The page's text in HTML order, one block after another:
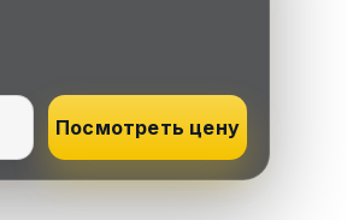
Посмотреть цену